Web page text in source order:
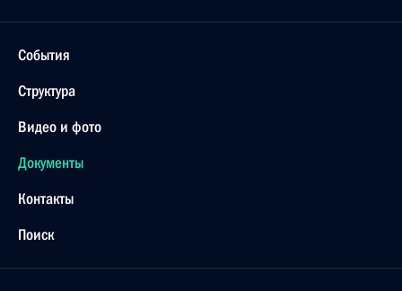
События
Структура
Видео и фото
Документы
Контакты
Поиск